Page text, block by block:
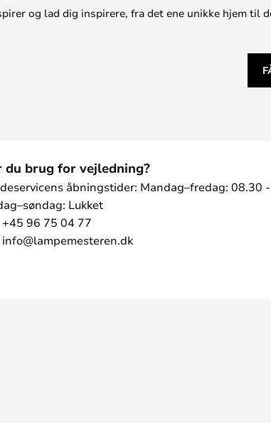
og lad dig inspirere, fra det ene unikke hjem til
du brug for vejledning?
åbningstider: Mandag–fredag: 08.30
Lukket
+45 96 75 04 77
info@lampemesteren.dk